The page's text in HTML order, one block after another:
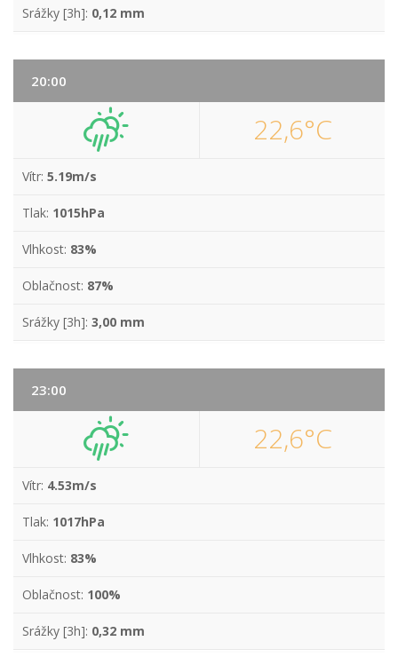
Srážky [3h]: 0,12 mm
20:00
22,6°C
Vítr: 5.19m/s
Tlak: 1015hPa
Vlhkost: 83%
Oblačnost: 87%
Srážky [3h]: 3,00 mm
23:00
22,6°C
Vítr: 4.53m/s
Tlak: 1017hPa
Vlhkost: 83%
Oblačnost: 100%
Srážky [3h]: 0,32 mm